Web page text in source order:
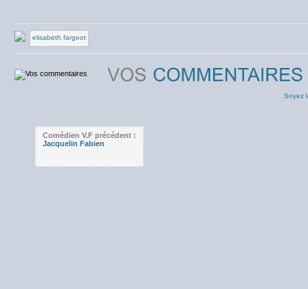
elisabeth fargeot
Soyez
Comédien V.F précédent :
Jacquelin Fabien